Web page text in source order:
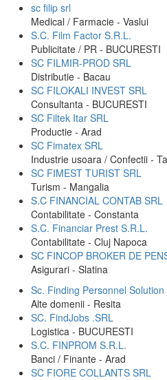
sc filip srl
Medical / Farmacie - Vaslui
S.C. Film Factor S.R.L.
Publicitate / PR - BUCURESTI
SC FILMIR-PROD SRL
Distributie - Bacau
SC FILOKALI INVEST SRL
Consultanta - BUCURESTI
SC Filtek Itar SRL
Productie - Arad
SC Fimatex SRL
Industrie usoara / Confectii -
SC FIMEST TURIST SRL
Turism - Mangalia
S.C FINANCIAL CONTAB SRL
Contabilitate - Constanta
S.C. Financiar Prest S.R.L.
Contabilitate - Cluj Napoca
SC FINCOP BROKER DE
Asigurari - Slatina
Sc. Finding Personnel Solution
Alte domenii - Resita
SC. FindJobs .SRL
Logistica - BUCURESTI
S.C. FINPROM S.R.L.
Banci / Finante - Arad
SC FIORE COLLANTS SRL